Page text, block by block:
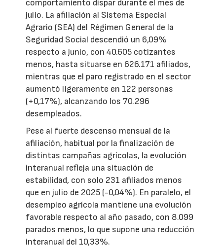
comportamiento dispar durante el mes de
julio. La afiliación al Sistema Especial
Agrario (SEA) del Régimen General de la
Seguridad Social descendió un 6,09%
respecto a junio, con 40.605 cotizantes
menos, hasta situarse en 626.171 afiliados,
mientras que el paro registrado en el sector
aumentó ligeramente en 122 personas
(+0,17%), alcanzando los 70.296
desempleados.
Pese al fuerte descenso mensual de la
afiliación, habitual por la finalización de
distintas campañas agrícolas, la evolución
interanual refleja una situación de
estabilidad, con solo 231 afiliados menos
que en julio de 2025 (-0,04%). En paralelo, el
desempleo agrícola mantiene una evolución
favorable respecto al año pasado, con 8.099
parados menos, lo que supone una reducción
interanual del 10,33%.